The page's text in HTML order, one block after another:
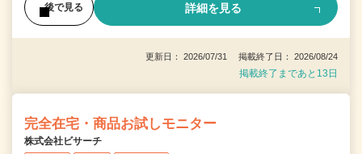
後で見る 詳細を見る
更新日： 2026/07/31 掲載終了日： 2026/08/24
掲載終了まであと13日
完全在宅・商品お試しモニター
株式会社ビサーチ